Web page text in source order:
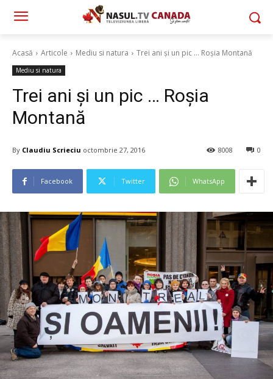
Acasă Articole Mediu si natura Trei ani și un pic ... Roșia Montană
Mediu si natura
Trei ani și un pic … Roșia
Montană
By Claudiu Scrieciu octombrie 27, 2016 0
8008
Facebook Twitter WhatsApp